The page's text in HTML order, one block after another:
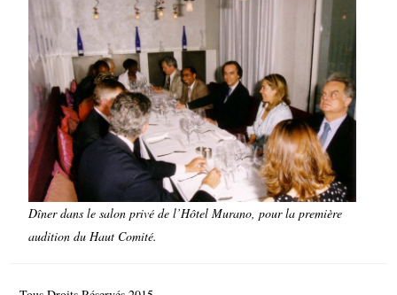
Dîner dans le salon privé de l’Hôtel Murano, pour la première
audition du Haut Comité.